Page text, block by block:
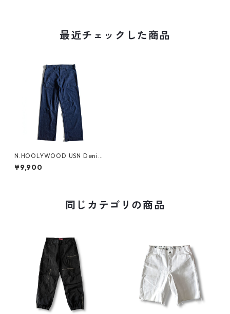
最近チェックした商品
N.HOOLYWOOD USN Denim
Trousers
¥9,900
同じカテゴリの商品